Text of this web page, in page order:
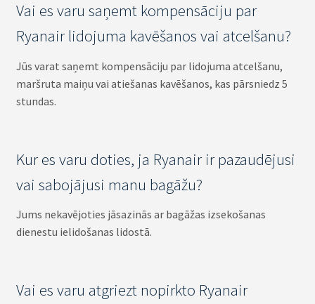
Vai es varu saņemt kompensāciju par
Ryanair lidojuma kavēšanos vai atcelšanu?
Jūs varat saņemt kompensāciju par lidojuma atcelšanu,
maršruta maiņu vai atiešanas kavēšanos, kas pārsniedz 5
stundas.
Kur es varu doties, ja Ryanair ir pazaudējusi
vai sabojājusi manu bagāžu?
Jums nekavējoties jāsazinās ar bagāžas izsekošanas
dienestu ielidošanas lidostā.
Vai es varu atgriezt nopirkto Ryanair